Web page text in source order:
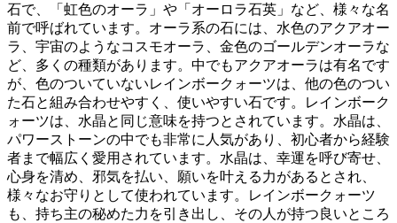
石で、「虹色のオーラ」や「オーロラ石英」など、様々な名
前で呼ばれています。オーラ系の石には、水色のアクアオー
ラ、宇宙のようなコスモオーラ、金色のゴールデンオーラな
ど、多くの種類があります。中でもアクアオーラは有名です
が、色のついていないレインボークォーツは、他の色のつい
た石と組み合わせやすく、使いやすい石です。レインボーク
ォーツは、水晶と同じ意味を持つとされています。水晶は、
パワーストーンの中でも非常に人気があり、初心者から経験
者まで幅広く愛用されています。水晶は、幸運を呼び寄せ、
心身を清め、邪気を払い、願いを叶える力があるとされ、
様々なお守りとして使われています。レインボークォーツ
も、持ち主の秘めた力を引き出し、その人が持つ良いところ